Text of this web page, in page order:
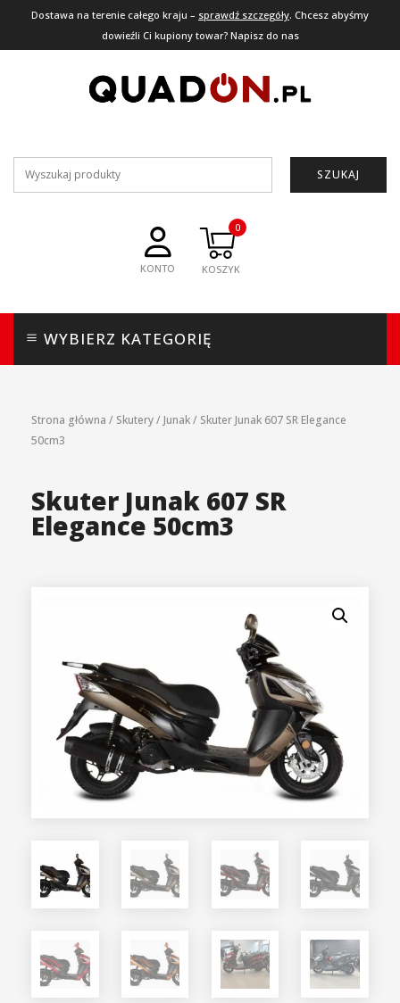
Dostawa na terenie całego kraju – sprawdź szczegóły. Chcesz abyśmy
dowieźli Ci kupiony towar? Napisz do nas
SZUKAJ
KONTO
0
WYBIERZ KATEGORIĘ
Strona główna / Skutery/ Junak/ Skuter Junak 607 SR Elegance
50cm3
Skuter Junak 607 SR
Elegance 50cm3